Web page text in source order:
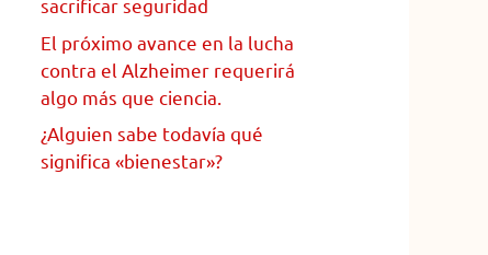
sacrificar seguridad
El próximo avance en la lucha
contra el Alzheimer requerirá
algo más que ciencia.
¿Alguien sabe todavía qué
significa «bienestar»?